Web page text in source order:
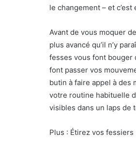
le changement – et
Avant de vous moquer
plus avancé qu’il n’y
fesses vous font bouger
font passer vos
butin à faire appel à des
votre routine habituelle
visibles dans un laps de
Plus : Étirez vos fessiers